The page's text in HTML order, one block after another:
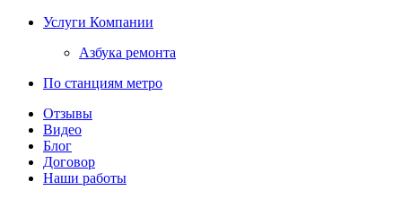
Услуги Компании
Азбука ремонта
По станциям метро
Отзывы
Видео
Блог
Договор
Наши работы